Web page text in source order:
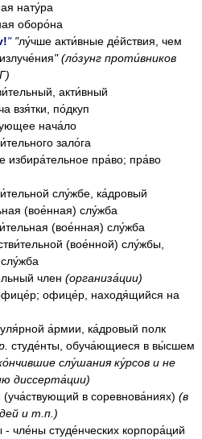
нату́ра
оборо́на
" "лу́чше акти́вные де́йствия, чем
" (ло́зунг проти́вников
акти́вный
взя́тки, по́дкуп
нача́ло
зало́га
избира́тельное пра́во; пра́во
слу́жбе, ка́дровый
(вое́нная) слу́жба
(вое́нная) слу́жба
(вое́нной) слу́жбы,
член (организа́ции)
офице́р, находя́щийся на
а́рмии, ка́дровый полк
студе́нты, обуча́ющиеся в вы́сшем
слу́шания ку́рсов и не
диссерта́ции)
в соревнова́ниях) (в
и т.п.)
- чле́ны студе́нческих корпора́ций